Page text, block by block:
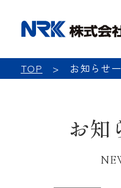
TOP お知らせ
お知